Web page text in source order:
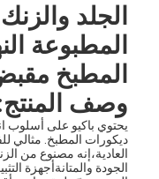
الجلد
المطبوعة
المطبخ
وصف
يحتوي باكيو على أسلوب
ديكورات المطبخ. مثالي
العادية،إنه مصنوع من
الجودة والمتانةأجهزة